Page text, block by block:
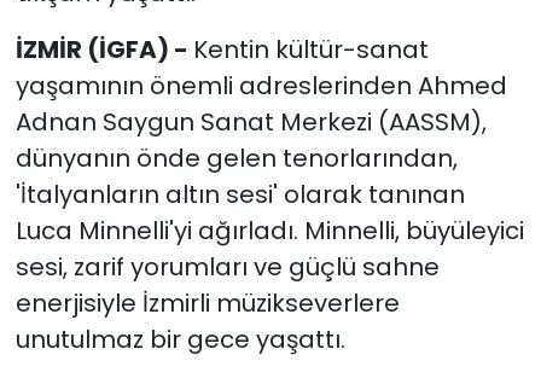
İZMİR (İGFA) - Kentin kültür-sanat
yaşamının önemli adreslerinden Ahmed
Adnan Saygun Sanat Merkezi (AASSM),
dünyanın önde gelen tenorlarından,
'İtalyanların altın sesi' olarak tanınan
Luca Minnelli'yi ağırladı. Minnelli, büyüleyici
sesi, zarif yorumları ve güçlü sahne
enerjisiyle İzmirli müzikseverlere
unutulmaz bir gece yaşattı.